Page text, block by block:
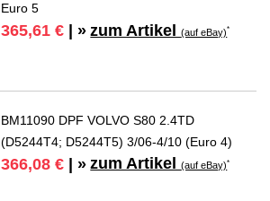
Euro 5
365,61 € | » zum Artikel(auf eBay)*
BM11090 DPF VOLVO S80 2.4TD
(D5244T4; D5244T5) 3/06-4/10 (Euro 4)
366,08 € | » zum Artikel(auf eBay)*